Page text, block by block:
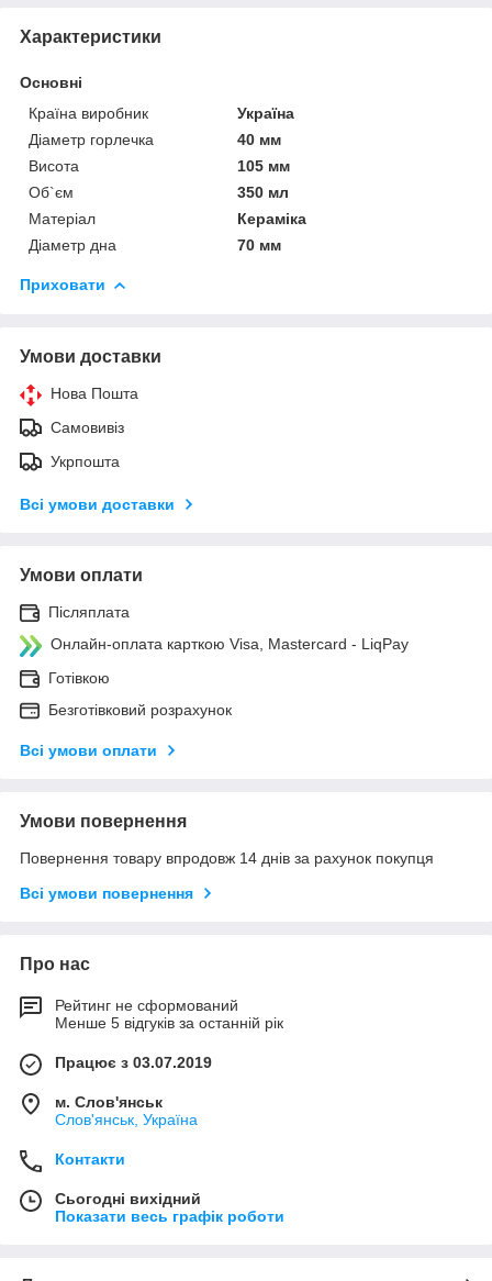
Характеристики
Основні
Країна виробник
Україна
Діаметр горлечка
40 мм
Висота
105 мм
Об`єм
350 мл
Матеріал
Кераміка
Діаметр дна
70 мм
Приховати
Умови доставки
Нова Пошта
Самовивіз
Укрпошта
Всі умови доставки
Умови оплати
Післяплата
Онлайн-оплата карткою Visa, Mastercard - LiqPay
Готівкою
Безготівковий розрахунок
Всі умови оплати
Умови повернення
Повернення товару впродовж 14 днів за рахунок покупця
Всі умови повернення
Про нас
Рейтинг не сформований
Менше 5 відгуків за останній рік
Працює з 03.07.2019
м. Слов'янськ
Слов'янськ, Україна
Контакти
Сьогодні вихідний
Показати весь графік роботи